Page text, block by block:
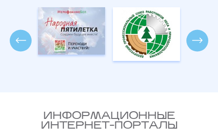
ИНФОРМАЦИОННЫЕ
ИНТЕРНЕТ-ПОРТАЛЫ